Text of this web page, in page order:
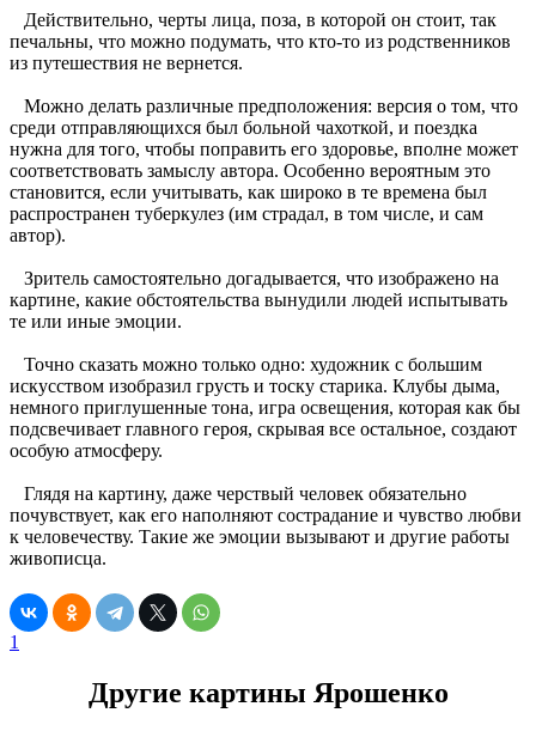
Действительно, черты лица, поза, в которой он стоит, так
печальны, что можно подумать, что кто-то из родственников
из путешествия не вернется.
Можно делать различные предположения: версия о том, что
среди отправляющихся был больной чахоткой, и поездка
нужна для того, чтобы поправить его здоровье, вполне может
соответствовать замыслу автора. Особенно вероятным это
становится, если учитывать, как широко в те времена был
распространен туберкулез (им страдал, в том числе, и сам
автор).
Зритель самостоятельно догадывается, что изображено на
картине, какие обстоятельства вынудили людей испытывать
те или иные эмоции.
Точно сказать можно только одно: художник с большим
искусством изобразил грусть и тоску старика. Клубы дыма,
немного приглушенные тона, игра освещения, которая как бы
подсвечивает главного героя, скрывая все остальное, создают
особую атмосферу.
Глядя на картину, даже черствый человек обязательно
почувствует, как его наполняют сострадание и чувство любви
к человечеству. Такие же эмоции вызывают и другие работы
живописца.
1
Другие картины Ярошенко